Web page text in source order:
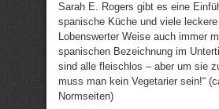
Sarah E. Rogers gibt es eine
spanische Küche und viele leckere
Lobenswerter Weise auch immer
spanischen Bezeichnung im
sind alle fleischlos – aber um sie
muss man kein Vegetarier sein!“
Normseiten)